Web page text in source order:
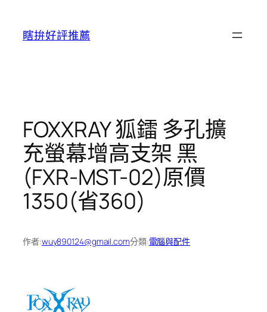
瞎拚好評推薦
FOXXRAY 狐鐳 多孔擴
充螢幕增高支架 黑
(FXR-MST-02)原價
1350(省360)
作者:wuy890124@gmail.com分類:電腦與配件